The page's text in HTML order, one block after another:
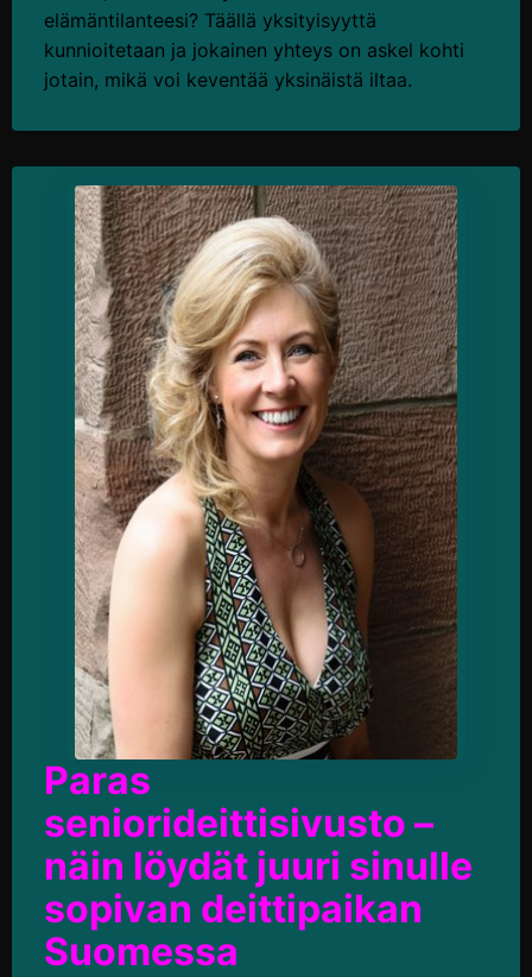
elämäntilanteesi? Täällä yksityisyyttä
kunnioitetaan ja jokainen yhteys on askel kohti
jotain, mikä voi keventää yksinäistä iltaa.
Paras
seniorideittisivusto –
näin löydät juuri sinulle
sopivan deittipaikan
Suomessa